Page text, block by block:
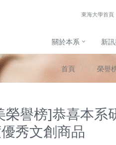
東海大學首頁
關於本系 新
首頁 榮譽
榮譽榜]恭喜本系
秀文創商品